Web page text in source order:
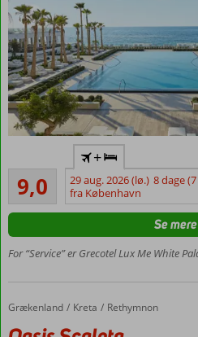
stranden
Skønne
pools
Værelser
med
5
9,0
Fremragende
6
anmeldelser
+
29 aug. 2026 (lø.) 8 dage
fra København
For “Service” er Grecotel Lux Me White
Se mere
Forside
Grækenland Kreta Rethymnon
Oasis Scaleta